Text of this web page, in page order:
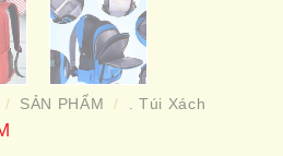
/ SẢN PHẨM / . Túi Xách